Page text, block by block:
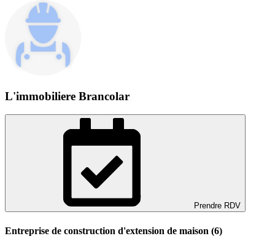
L'immobiliere Brancolar
Prendre RDV
Entreprise de construction d'extension de maison (6)